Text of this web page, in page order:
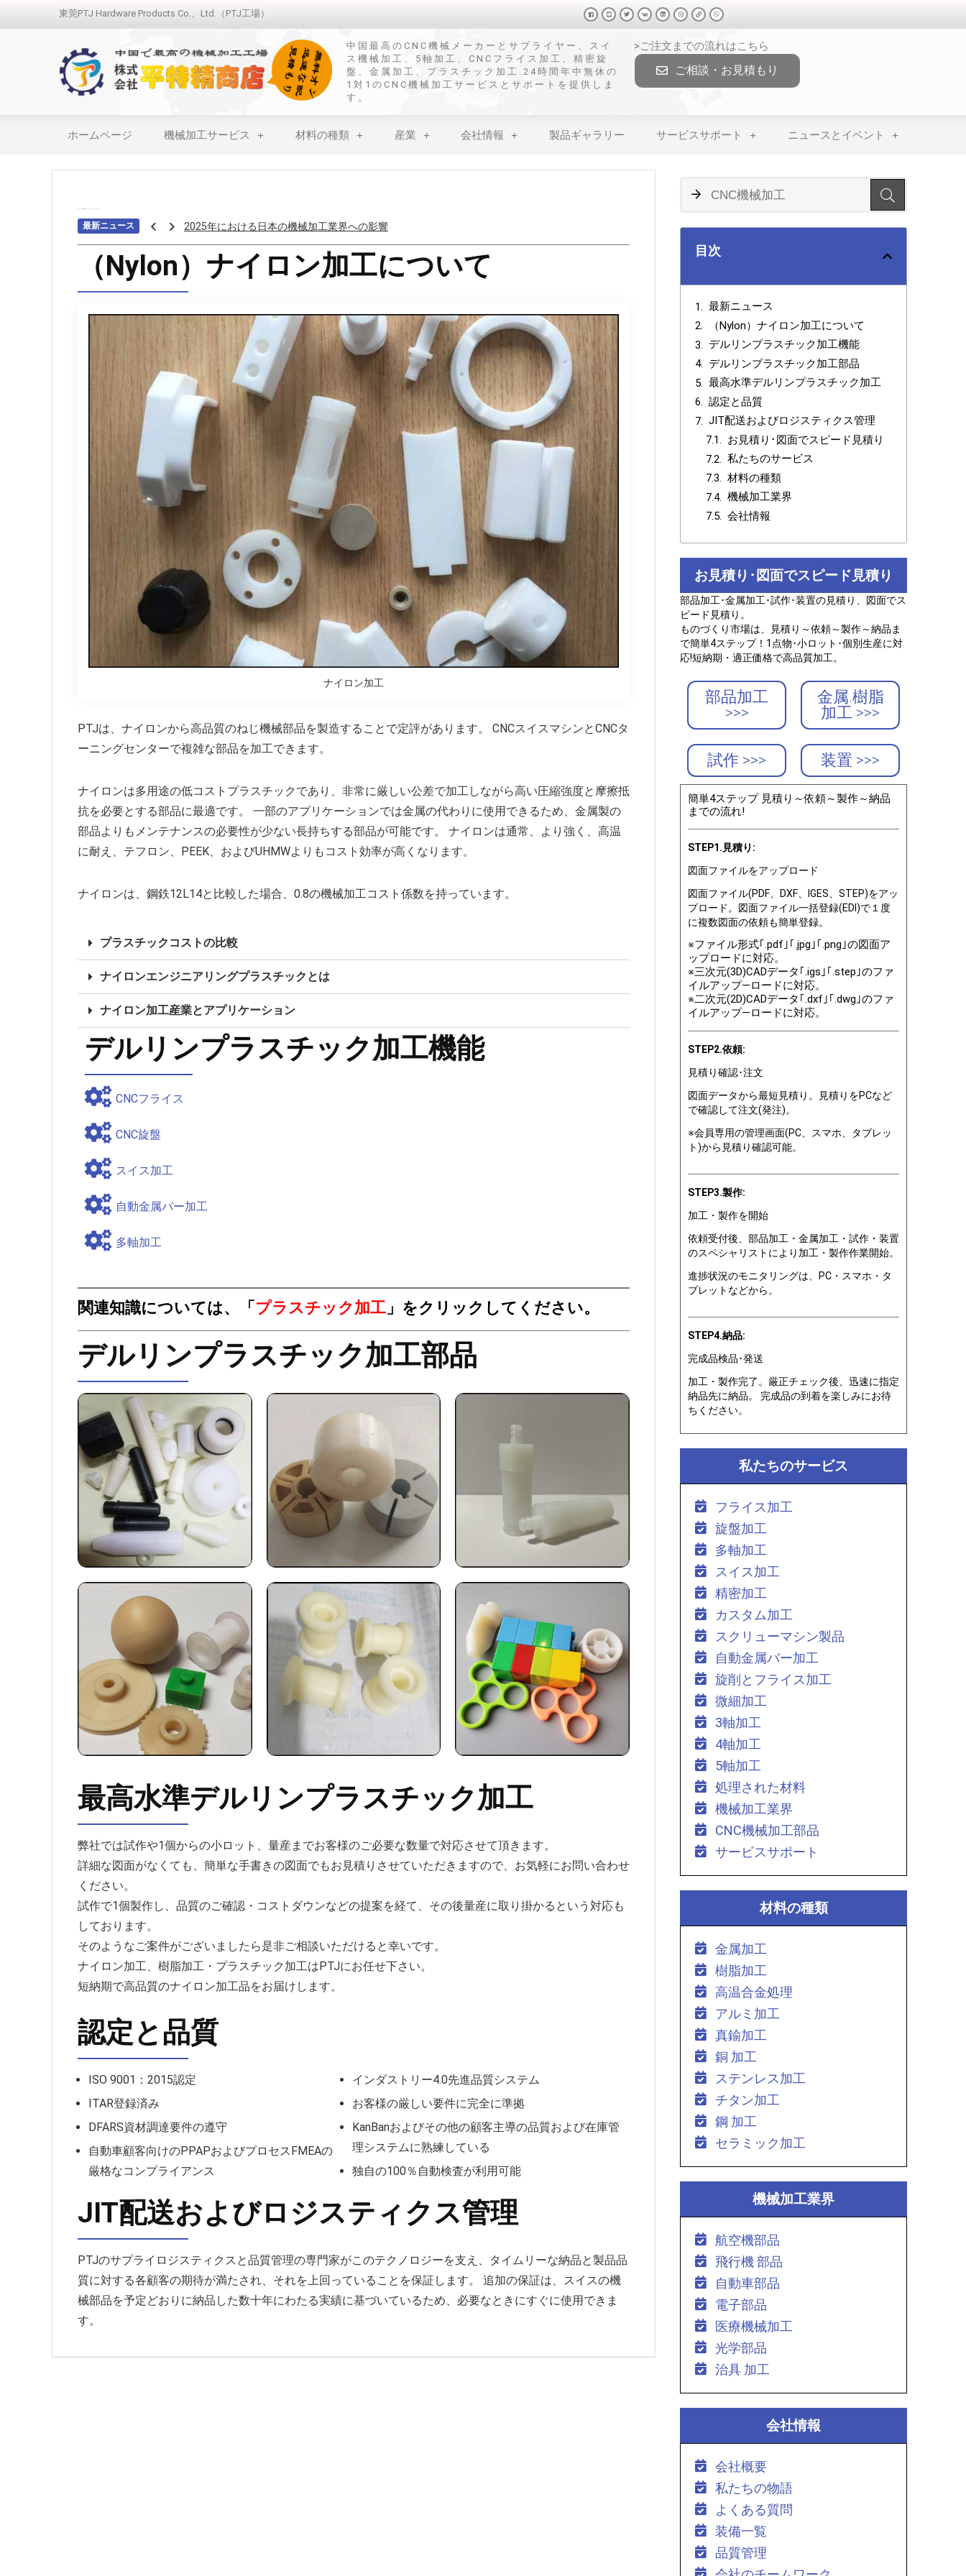
東莞PTJ Hardware Products Co.、Ltd.（PTJ工場）
中国最高のCNC機械メーカーとサプライヤー、スイ
ス機械加工、5軸加工、CNCフライス加工、精密旋
盤、金属加工、プラスチック加工.24時間年中無休の
1対1のCNC機械加工サービスとサポートを提供しま
す。
>ご注文までの流れはこちら
ご相談・お見積もり
ホームページ 機械加工サービス 材料の種類 産業 会社情報 製品ギャラリー サービスサポート ニュースとイベント
最新ニュース
アロジンコーティング：欠かせない表面処理技術
アームス ブロンズ
紫外線 塗料
重金属トップ10のランキング：特性、影響、利用法
ステンレス鋼の切削における加工硬化を防ぐ方法
へら 絞り 加工 と は
チタン鋳造とは: プロセス、用途、温度、価格
プロトタイプ射出成形: 究極のガイド
LEDライト部品 ダイカストサービス
カスタムメカニカルキーボードはなぜ人気なのか？
CNC加工サービスによるCCTV機器アクセサリー不足の解消
カスタムバイクのパーツを近くで入手する方法
CNC加工が精密部品業界を変える
複雑な部品の精密加工時の注意点
CNC機械加工会社とは？
2022年 中国におけるCNC工作機械の開発動向
アルミニウム高速加工ガイドの決定版
CNC加工用工具と送り装置の選び方
CNC機械加工部品の材料選択時の考慮点
2025年における日本の機械加工業界への影響
（Nylon）ナイロン加工について
ナイロン加工
PTJは、ナイロンから高品質のねじ機械部品を製造することで定評があります。 CNCスイスマシンとCNCタ
ーニングセンターで複雑な部品を加工できます。
ナイロンは多用途の低コストプラスチックであり、非常に厳しい公差で加工しながら高い圧縮強度と摩擦抵
抗を必要とする部品に最適です。 一部のアプリケーションでは金属の代わりに使用できるため、金属製の
部品よりもメンテナンスの必要性が少ない長持ちする部品が可能です。 ナイロンは通常、より強く、高温
に耐え、テフロン、PEEK、およびUHMWよりもコスト効率が高くなります。
ナイロンは、鋼鉄12L14と比較した場合、0.8の機械加工コスト係数を持っています。
プラスチックコストの比較
ナイロンエンジニアリングプラスチックとは
ナイロン加工産業とアプリケーション
デルリンプラスチック加工機能
CNCフライス
CNC旋盤
スイス加工
自動金属バー加工
多軸加工
関連知識については、「 プラスチック加工 」をクリックしてください。
デルリンプラスチック加工部品
最高水準デルリンプラスチック加工
弊社では試作や1個からの小ロット、量産までお客様のご必要な数量で対応させて頂きます。
詳細な図面がなくても、簡単な手書きの図面でもお見積りさせていただきますので、お気軽にお問い合わせ
ください。
試作で1個製作し、品質のご確認・コストダウンなどの提案を経て、その後量産に取り掛かるという対応も
しております。
そのようなご案件がございましたら是非ご相談いただけると幸いです。
ナイロン加工、樹脂加工・プラスチック加工はPTJにお任せ下さい。
短納期で高品質のナイロン加工品をお届けします。
認定と品質
ISO 9001：2015認定
ITAR登録済み
DFARS資材調達要件の遵守
自動車顧客向けのPPAPおよびプロセスFMEAの
厳格なコンプライアンス
インダストリー4.0先進品質システム
お客様の厳しい要件に完全に準拠
KanBanおよびその他の顧客主導の品質および在庫管
理システムに熟練している
独自の100％自動検査が利用可能
JIT配送およびロジスティクス管理
PTJのサプライロジスティクスと品質管理の専門家がこのテクノロジーを支え、タイムリーな納品と製品品
質に対する各顧客の期待が満たされ、それを上回っていることを保証します。 追加の保証は、スイスの機
械部品を予定どおりに納品した数十年にわたる実績に基づいているため、必要なときにすぐに使用できま
す。
目次
最新ニュース
（Nylon）ナイロン加工について
デルリンプラスチック加工機能
デルリンプラスチック加工部品
最高水準デルリンプラスチック加工
認定と品質
JIT配送およびロジスティクス管理
お見積り･図面でスピード見積り
私たちのサービス
材料の種類
機械加工業界
会社情報
お見積り･図面でスピード見積り
部品加工･金属加工･試作･装置の見積り、図面でス
ピード見積り。
ものづくり市場は、見積り～依頼～製作～納品ま
で簡単4ステップ！1点物･小ロット･個別生産に対
応!短納期・適正価格で高品質加工。
部品加工
>>>
金属.樹脂
加工 >>>
試作 >>> 装置 >>>
簡単4ステップ 見積り～依頼～製作～納品
までの流れ!
STEP1.見積り:
図面ファイルをアップロード
図面ファイル(PDF、DXF、IGES、STEP)をアッ
プロード。図面ファイル一括登録(EDI)で１度
に複数図面の依頼も簡単登録。
※ファイル形式｢.pdf｣｢.jpg｣｢.png｣の図面ア
ップロードに対応。
※三次元(3D)CADデータ｢.igs｣｢.step｣のファ
イルアップ―ロードに対応。
※二次元(2D)CADデータ｢.dxf｣｢.dwg｣のファ
イルアップ―ロードに対応。
STEP2.依頼:
見積り確認･注文
図面データから最短見積り。見積りをPCなど
で確認して注文(発注)。
※会員専用の管理画面(PC、スマホ、タブレッ
ト)から見積り確認可能。
STEP3.製作:
加工・製作を開始
依頼受付後、部品加工・金属加工・試作・装置
のスペシャリストにより加工・製作作業開始。
進捗状況のモニタリングは、PC・スマホ・タ
ブレットなどから。
STEP4.納品:
完成品検品･発送
加工・製作完了。厳正チェック後、迅速に指定
納品先に納品。 完成品の到着を楽しみにお待
ちください。
私たちのサービス
フライス加工
旋盤加工
多軸加工
スイス加工
精密加工
カスタム加工
スクリューマシン製品
自動金属バー加工
旋削とフライス加工
微細加工
3軸加工
4軸加工
5軸加工
処理された材料
機械加工業界
CNC機械加工部品
サービスサポート
材料の種類
金属加工
樹脂加工
高温合金処理
アルミ加工
真鍮加工
銅 加工
ステンレス加工
チタン加工
鋼 加工
セラミック加工
機械加工業界
航空機部品
飛行機 部品
自動車部品
電子部品
医療機械加工
光学部品
治具 加工
会社情報
会社概要
私たちの物語
よくある質問
装備一覧
品質管理